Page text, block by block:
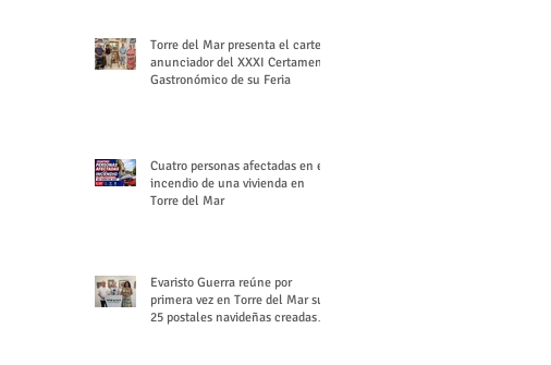
Torre del Mar presenta el cartel
anunciador del XXXI Certamen
Gastronómico de su Feria
Cuatro personas afectadas en el
incendio de una vivienda en
Torre del Mar
Evaristo Guerra reúne por
primera vez en Torre del Mar sus
25 postales navideñas creadas